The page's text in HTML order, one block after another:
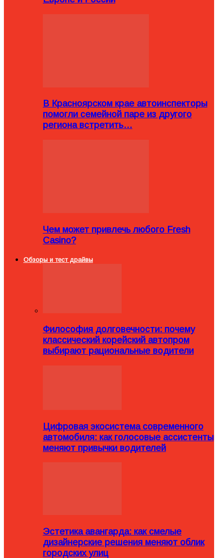
В Красноярском крае автоинспекторы
помогли семейной паре из другого
региона встретить…
Чем может привлечь любого Fresh
Casino?
Обзоры и тест драйвы
Философия долговечности: почему
классический корейский автопром
выбирают рациональные водители
Цифровая экосистема современного
автомобиля: как голосовые ассистенты
меняют привычки водителей
Эстетика авангарда: как смелые
дизайнерские решения меняют облик
городских улиц